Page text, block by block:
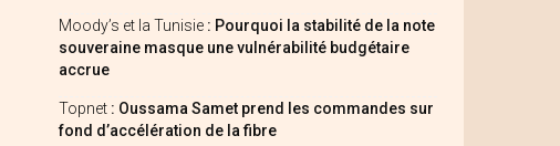
Moody’s et la Tunisie : Pourquoi la stabilité de la note
souveraine masque une vulnérabilité budgétaire
accrue
Topnet : Oussama Samet prend les commandes sur
fond d’accélération de la fibre